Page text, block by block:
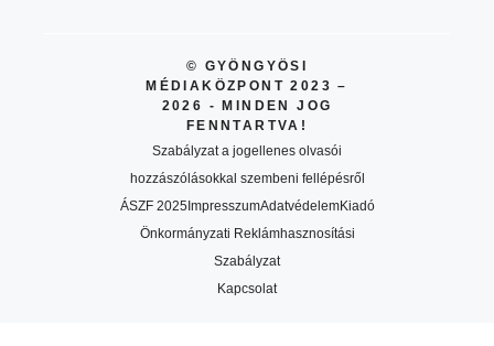
© GYÖNGYÖSI
MÉDIAKÖZPONT 2023 –
2026 - MINDEN JOG
FENNTARTVA!
Szabályzat a jogellenes olvasói
hozzászólásokkal szembeni fellépésről
ÁSZF 2025ImpresszumAdatvédelemKiadó
Önkormányzati Reklámhasznosítási
Szabályzat
Kapcsolat